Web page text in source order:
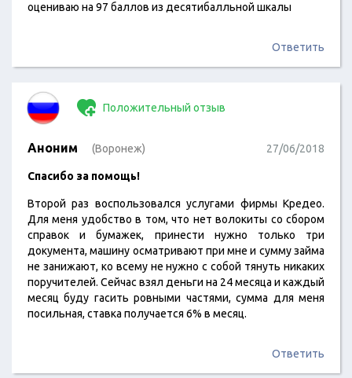
оцениваю на 97 баллов из десятибалльной шкалы
Ответить
Положительный отзыв
Аноним (Воронеж) 27/06/2018
Спасибо за помощь!
Второй раз воспользовался услугами фирмы Кредео.
Для меня удобство в том, что нет волокиты со сбором
справок и бумажек, принести нужно только три
документа, машину осматривают при мне и сумму займа
не занижают, ко всему не нужно с собой тянуть никаких
поручителей. Сейчас взял деньги на 24 месяца и каждый
месяц буду гасить ровными частями, сумма для меня
посильная, ставка получается 6% в месяц.
Ответить